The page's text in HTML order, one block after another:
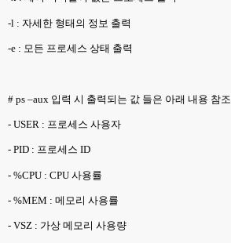
-l : 자세한 형태의 정보 출력
-e : 모든 프로세스 상태 출력
# ps –aux 입력 시 출력되는 값 들은 아래 내용 참조
- USER : 프로세스 사용자
- PID : 프로세스 ID
- %CPU : CPU 사용률
- %MEM : 메모리 사용률
- VSZ : 가상 메모리 사용량